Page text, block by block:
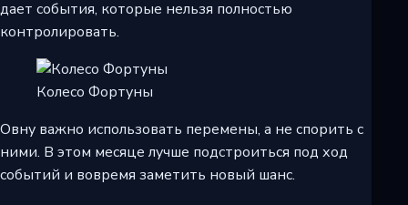
дает события, которые нельзя полностью
контролировать.
Колесо Фортуны
Овну важно использовать перемены, а не спорить с
ними. В этом месяце лучше подстроиться под ход
событий и вовремя заметить новый шанс.